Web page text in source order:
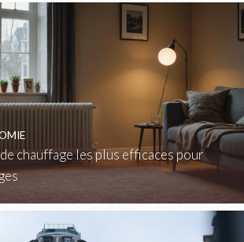
chauffage les plus efficaces pour